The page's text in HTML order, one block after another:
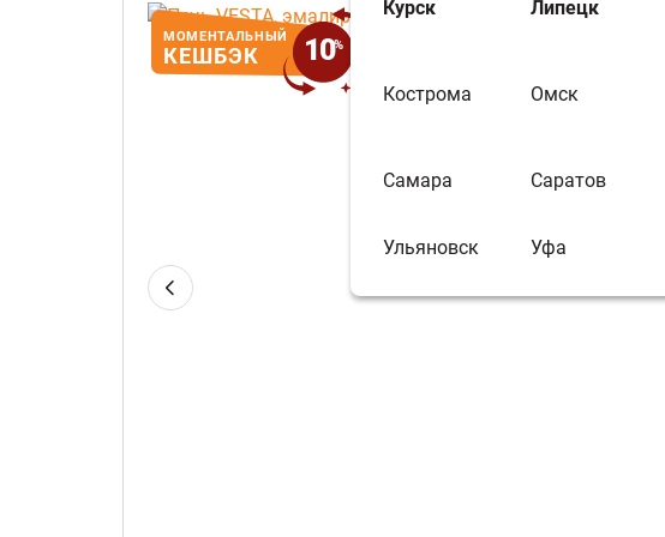
Курск Липецк
Кострома Омск
Самара Саратов
Ульяновск Уфа
МОМЕНТАЛЬНЫЙ
КЕШБЭК 10%